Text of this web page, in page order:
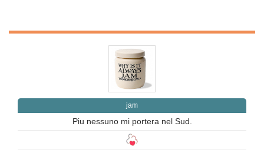
jam
Piu nessuno mi portera nel Sud.